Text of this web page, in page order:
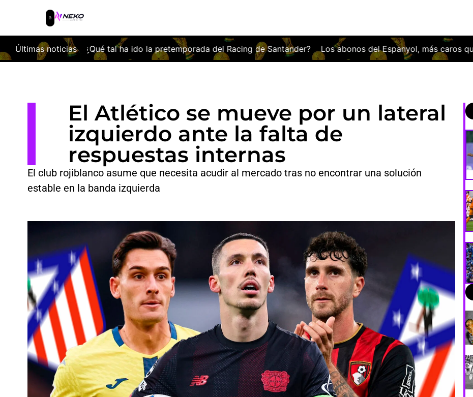
Últimas noticias
tal ha ido la pretemporada del Racing de Santander? Los abonos del Espanyol, más caros que los de media Bundesliga
El Atlético se mueve por un lateral
izquierdo ante la falta de
respuestas internas
El club rojiblanco asume que necesita acudir al mercado tras no encontrar una solución
estable en la banda izquierda